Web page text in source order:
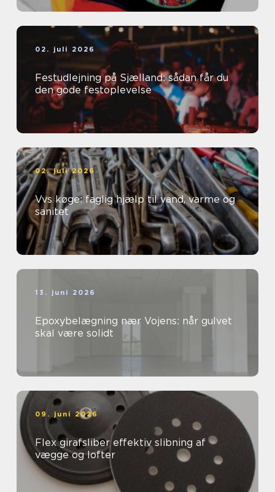
02. juli 2026
Festudlejning på Sjælland: sådan får du
den gode festoplevelse
02. juli 2026
Vvs køge: faglig hjælp til vand, varme og
sanitet
13. juni 2026
Epoxybelægning nær Vojens: når gulvet
skal være solidt
09. juni 2026
Flex girafsliber effektiv slibning af
vægge og lofter